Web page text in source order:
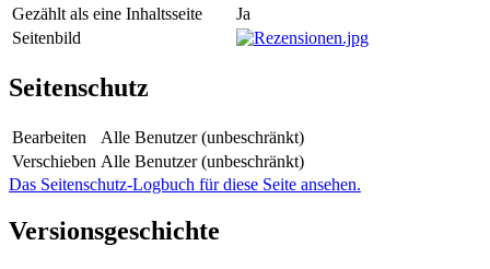
Gezählt als eine Inhaltsseite
Ja
Seitenbild
Seitenschutz
Bearbeiten
Alle Benutzer (unbeschränkt)
Verschieben Alle Benutzer (unbeschränkt)
Das Seitenschutz-Logbuch für diese Seite ansehen.
Versionsgeschichte